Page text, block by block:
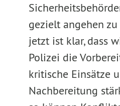
gezielt angehen
jetzt ist klar, dass
Polizei die
kritische Einsätze
Nachbereitung